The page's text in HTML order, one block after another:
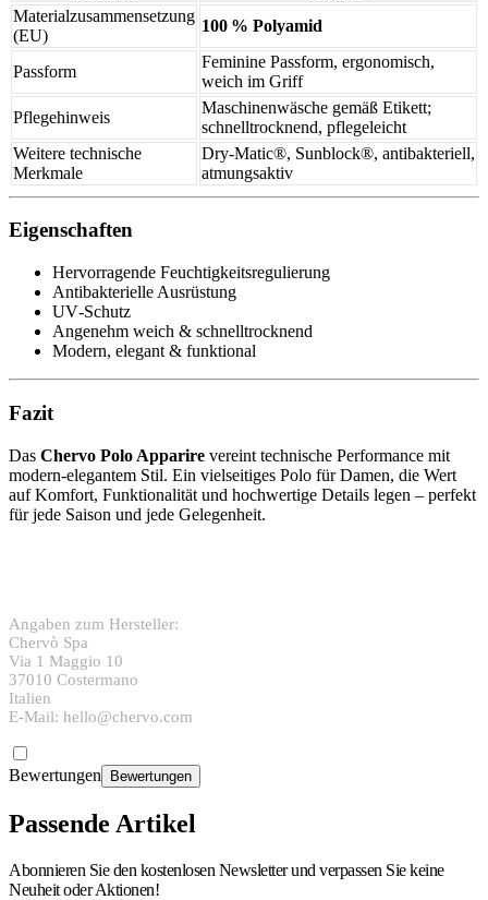
Materialzusammensetzung
(EU)
100 % Polyamid
Passform
Feminine Passform, ergonomisch,
weich im Griff
Pflegehinweis
Maschinenwäsche gemäß Etikett;
schnelltrocknend, pflegeleicht
Weitere technische
Merkmale
Dry‑Matic®, Sunblock®, antibakteriell,
atmungsaktiv
Eigenschaften
Hervorragende Feuchtigkeitsregulierung
Antibakterielle Ausrüstung
UV‑Schutz
Angenehm weich & schnelltrocknend
Modern, elegant & funktional
Fazit
Das Chervo Polo Apparire vereint technische Performance mit
modern‑elegantem Stil. Ein vielseitiges Polo für Damen, die Wert
auf Komfort, Funktionalität und hochwertige Details legen – perfekt
für jede Saison und jede Gelegenheit.
Angaben zum Hersteller:
Chervò Spa
Via 1 Maggio 10
37010 Costermano
Italien
E-Mail: hello@chervo.com
Bewertungen Bewertungen
Passende Artikel
Abonnieren Sie den kostenlosen Newsletter und verpassen Sie keine
Neuheit oder Aktionen!